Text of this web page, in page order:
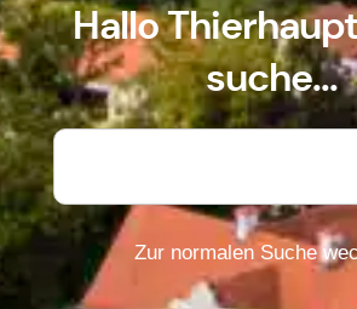
Hallo
suche...
Zur normalen Suche